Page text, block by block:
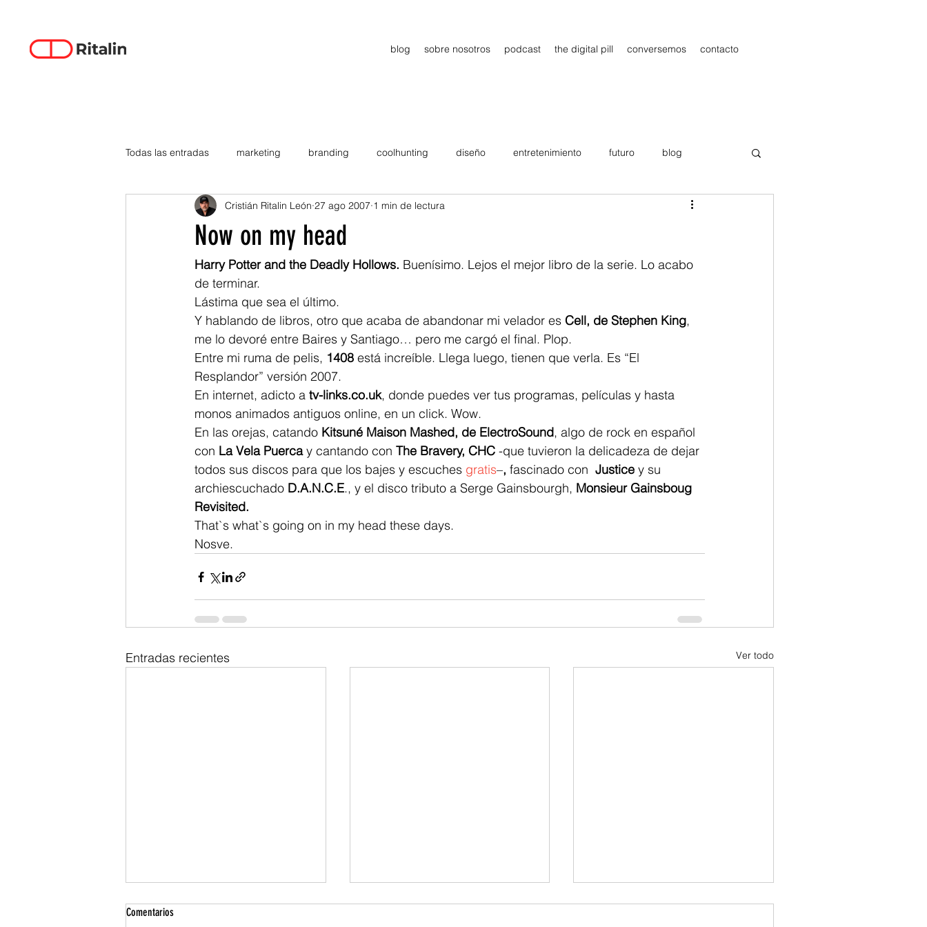
blog sobre nosotros podcast the digital pill conversemos contacto
Todas las entradas marketing branding coolhunting diseño entretenimiento futuro blog
data-driven creativity emprendimiento estrategia Publicidad
smartphones tecnología Viajes tendencias Wow B2B Showcase
Now on my head
Cristián Ritalin León 27 ago 2007 1 min de lectura
Harry Potter and the Deadly Hollows. Buenísimo. Lejos el mejor libro de la serie. Lo acabo
de terminar.
Lástima que sea el último.
Y hablando de libros, otro que acaba de abandonar mi velador es Cell, de Stephen King,
me lo devoré entre Baires y Santiago… pero me cargó el final. Plop.
Entre mi ruma de pelis, 1408 está increíble. Llega luego, tienen que verla. Es “El
Resplandor” versión 2007.
En internet, adicto a tv-links.co.uk, donde puedes ver tus programas, películas y hasta
monos animados antiguos online, en un click. Wow.
En las orejas, catando Kitsuné Maison Mashed, de ElectroSound, algo de rock en español
con La Vela Puerca y cantando con The Bravery, CHC -que tuvieron la delicadeza de dejar
todos sus discos para que los bajes y escuches gratis–, fascinado con Justice y su
archiescuchado D.A.N.C.E., y el disco tributo a Serge Gainsbourgh, Monsieur Gainsboug
Revisited.
That`s what`s going on in my head these days.
Nosve.
Entradas recientes Ver todo
Comentarios